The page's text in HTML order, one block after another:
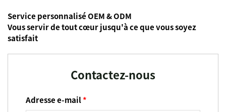
Service personnalisé OEM & ODM
Vous servir de tout cœur jusqu'à ce que vous soyez
satisfait
Contactez-nous
Adresse e-mail*